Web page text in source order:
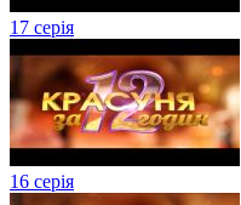
17 серія
16 серія